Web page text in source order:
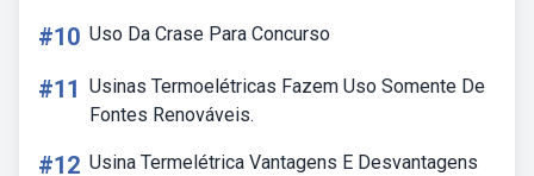
#10 Uso Da Crase Para Concurso
#11 Usinas Termoelétricas Fazem Uso Somente De
Fontes Renováveis.
#12 Usina Termelétrica Vantagens E Desvantagens